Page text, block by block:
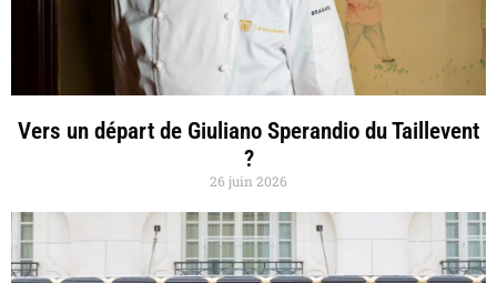
Vers un départ de Giuliano Sperandio du Taillevent
?
26 juin 2026